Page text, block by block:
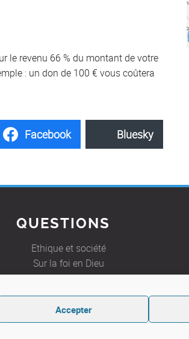
Accepter
le revenu 66 % du montant de votre
: un don de 100 € vous coûtera
Facebook Bluesky
QUESTIONS
Ethique et société
Sur la foi en Dieu
Foire Aux Questions